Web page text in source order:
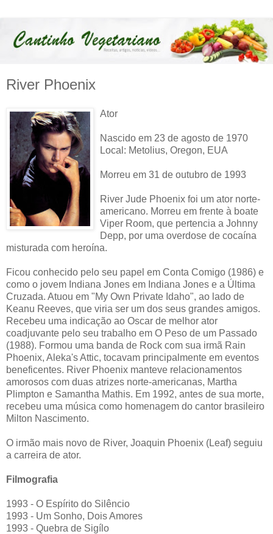
River Phoenix
Ator
Nascido em 23 de agosto de 1970
Local: Metolius, Oregon, EUA
Morreu em 31 de outubro de 1993
River Jude Phoenix foi um ator norte-
americano. Morreu em frente à boate
Viper Room, que pertencia a Johnny
Depp, por uma overdose de cocaína
misturada com heroína.
Ficou conhecido pelo seu papel em Conta Comigo (1986) e
como o jovem Indiana Jones em Indiana Jones e a Última
Cruzada. Atuou em "My Own Private Idaho", ao lado de
Keanu Reeves, que viria ser um dos seus grandes amigos.
Recebeu uma indicação ao Oscar de melhor ator
coadjuvante pelo seu trabalho em O Peso de um Passado
(1988). Formou uma banda de Rock com sua irmã Rain
Phoenix, Aleka's Attic, tocavam principalmente em eventos
beneficentes. River Phoenix manteve relacionamentos
amorosos com duas atrizes norte-americanas, Martha
Plimpton e Samantha Mathis. Em 1992, antes de sua morte,
recebeu uma música como homenagem do cantor brasileiro
Milton Nascimento.
O irmão mais novo de River, Joaquin Phoenix (Leaf) seguiu
a carreira de ator.
Filmografia
1993 - O Espírito do Silêncio
1993 - Um Sonho, Dois Amores
1993 - Quebra de Sigílo